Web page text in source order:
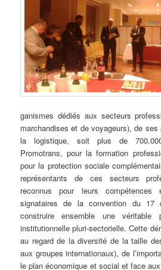
ganismes dédiés aux secteurs
marchandises et de voyageurs), de
la logistique, soit plus de
Promotrans, pour la formation
pour la protection sociale
représentants de ces secteurs
reconnus pour leurs
signataires de la convention du 17
construire ensemble une véritable
institutionnelle pluri-sectorielle. Cette
au regard de la diversité de la taille
aux groupes internationaux), de
le plan économique et social et face